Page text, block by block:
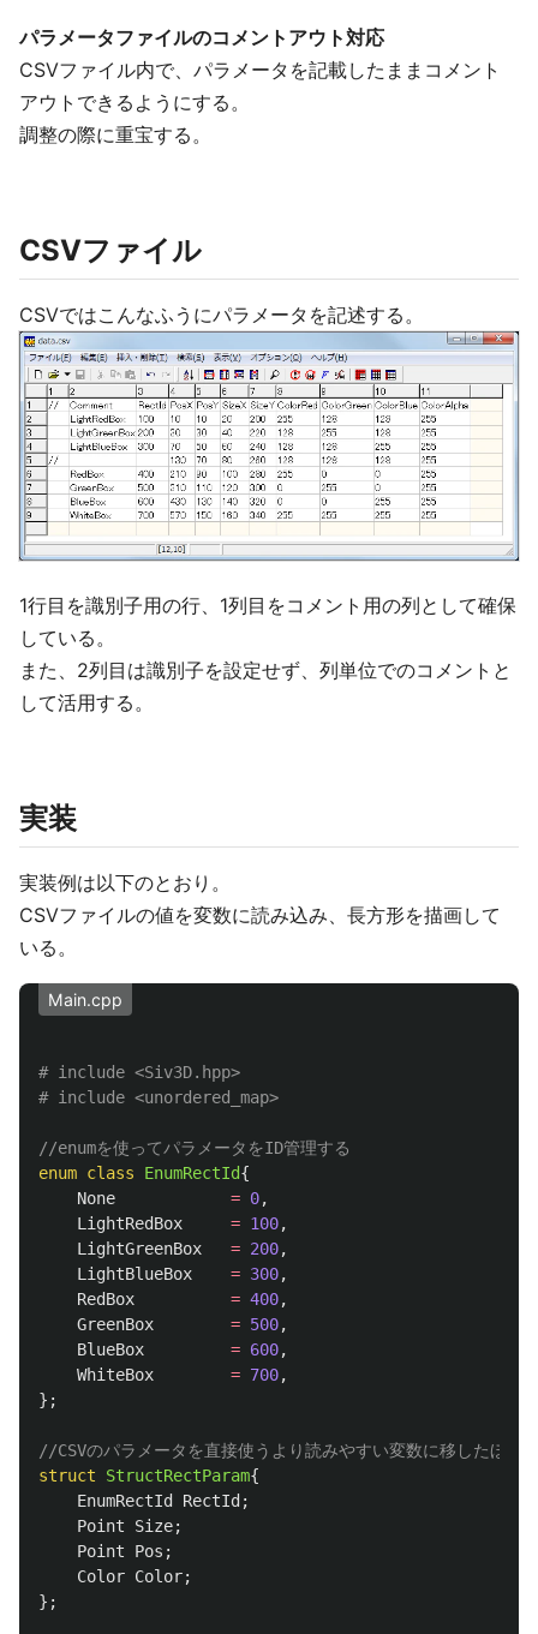
パラメータファイルのコメントアウト対応
CSVファイル内で、パラメータを記載したままコメント
アウトできるようにする。
調整の際に重宝する。
CSVファイル
CSVではこんなふうにパラメータを記述する。
1行目を識別子用の行、1列目をコメント用の列として確保
している。
また、2列目は識別子を設定せず、列単位でのコメントと
して活用する。
実装
実装例は以下のとおり。
CSVファイルの値を変数に読み込み、長方形を描画して
いる。
Main.cpp
# include <Siv3D.hpp>
//enumを使ってパラメータをID管理する
enum class EnumRectId{
None
= 0,
LightRedBox
= 100,
LightGreenBox
= 200,
LightBlueBox
= 300,
RedBox
= 400,
GreenBox
= 500,
BlueBox
= 600,
WhiteBox
= 700,
};
//CSVのパラメータを直接使うより読みやすい変数に移したほう
struct
StructRectParam{
EnumRectId
RectId ;
Point
Size;
Point
Pos ;
Color Color;
};